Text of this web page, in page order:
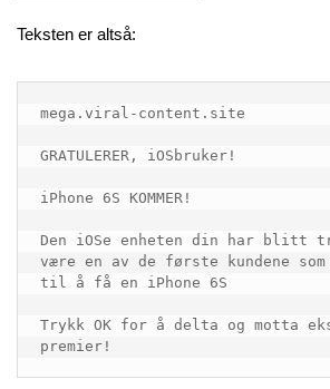
Teksten er altså:
mega.viral-content.site
GRATULERER, iOSbruker!
iPhone 6S KOMMER!
Den iOSe enheten din har
være en av de første kundene
til å få en iPhone 6S
Trykk OK for å delta og motta
premier!